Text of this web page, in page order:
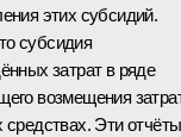
этих субсидий.
субсидия
затрат в ряде
возмещения
Эти отчёты